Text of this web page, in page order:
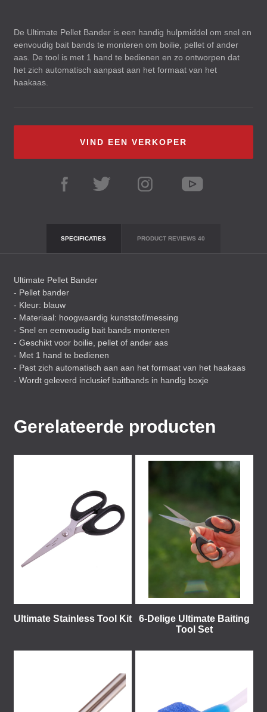
De Ultimate Pellet Bander is een handig hulpmiddel om snel en
eenvoudig bait bands te monteren om boilie, pellet of ander
aas. De tool is met 1 hand te bedienen en zo ontworpen dat
het zich automatisch aanpast aan het formaat van het
haakaas.
VIND EEN VERKOPER
SPECIFICATIES PRODUCT REVIEWS 40
Ultimate Pellet Bander
- Pellet bander
- Kleur: blauw
- Materiaal: hoogwaardig kunststof/messing
- Snel en eenvoudig bait bands monteren
- Geschikt voor boilie, pellet of ander aas
- Met 1 hand te bedienen
- Past zich automatisch aan aan het formaat van het haakaas
- Wordt geleverd inclusief baitbands in handig boxje
Gerelateerde producten
Ultimate Stainless Tool Kit
6-Delige Ultimate Baiting
Tool Set